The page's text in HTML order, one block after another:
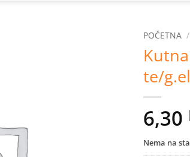
POČETNA /
te/
6,30
Nema na